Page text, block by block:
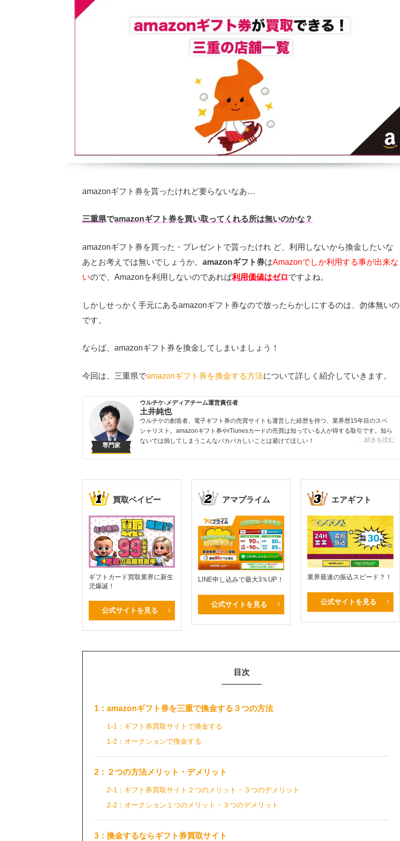
amazonギフト券を貰ったけれど要らないなあ…
三重県でamazonギフト券を買い取ってくれる所は無いのかな？
amazonギフト券を買った・プレゼントで貰ったけれ ど、利用しないから換金したいな
あとお考えでは無いでしょうか。 amazonギフト券はAmazonでしか利用する事が出来な
いので、Amazonを利用しないのであれば利用価値はゼロですよね。
しかしせっかく手元にあるamazonギフト券なので放ったらかしにするのは、勿体無いの
です。
ならば、amazonギフト券を換金してしまいましょう！
今回は、三重県でamazonギフト券を換金する方法について詳しく紹介していきます。
専門家
ウルチケ-メディアチーム運営責任者
土井純也
…続きを読む
ウルチケの創造者。電子ギフト券の売買サイトも運営した経歴を持つ、業界歴15年目のスペ
シャリスト。amazonギフト券やiTiunesカードの売買は知っている人が得する取引です。知ら
ないでは損してしまうこんなバカバカしいことは避けてほしい！
買取ベイビー
ギフトカード買取業界に新生
児爆誕！
公式サイトを見る
アマプライム
LINE申し込みで最大3％UP！
公式サイトを見る
エアギフト
業界最速の振込スピード？！
公式サイトを見る
目次
1：amazonギフト券を三重で換金する３つの方法
1-1：ギフト券買取サイトで換金する
1-2：オークションで換金する
2：２つの方法メリット・デメリット
2-1：ギフト券買取サイト２つのメリット・３つのデメリット
2-2：オークション１つのメリット・３つのデメリット
3：換金するならギフト券買取サイト